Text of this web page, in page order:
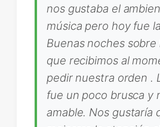
nos gustaba el
música pero hoy fue
Buenas noches sobre
que recibimos al
pedir nuestra orden .
fue un poco brusca y
amable. Nos gustaría